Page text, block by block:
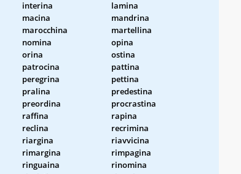
interina
lamina
macina
mandrina
marocchina
martellina
nomina
opina
orina
ostina
patrocina
pattina
peregrina
pettina
pralina
predestina
preordina
procrastina
raffina
rapina
reclina
recrimina
riargina
riavvicina
rimargina
rimpagina
ringuaina
rinomina